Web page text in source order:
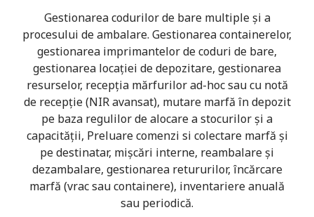
Gestionarea codurilor de bare multiple și a
procesului de ambalare. Gestionarea containerelor,
gestionarea imprimantelor de coduri de bare,
gestionarea locației de depozitare, gestionarea
resurselor, recepția mărfurilor ad-hoc sau cu notă
de recepție (NIR avansat), mutare marfă în depozit
pe baza regulilor de alocare a stocurilor și a
capacității, Preluare comenzi si colectare marfă și
pe destinatar, mișcări interne, reambalare și
dezambalare, gestionarea retururilor, încărcare
marfă (vrac sau containere), inventariere anuală
sau periodică.